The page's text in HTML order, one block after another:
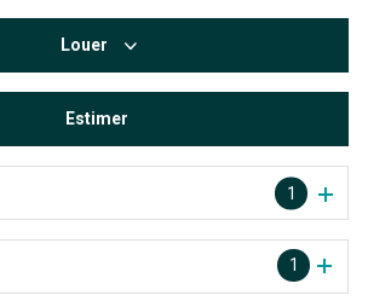
Louer
Estimer
1
1